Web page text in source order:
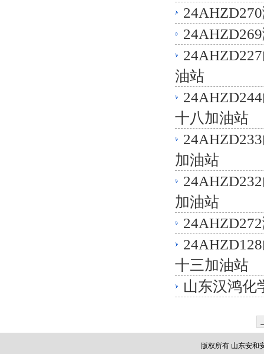
油站
十八加油站
加油站
加油站
十三加油站
山东汉鸿化
版权所有 山东安和